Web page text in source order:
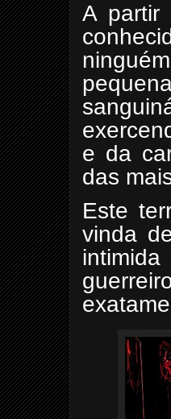
A partir
e da
das
Este
vinda